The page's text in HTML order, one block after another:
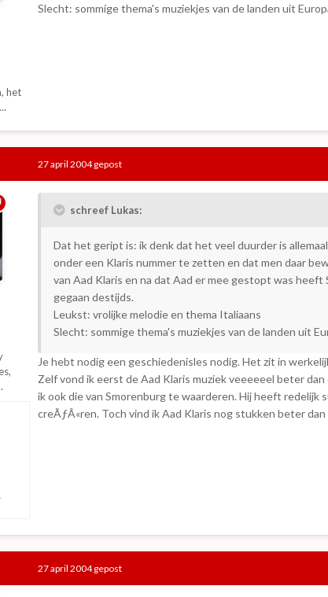
het
Slecht: sommige thema's muziekjes van de landen uit
27 april 2004gepost
schreef Lukas:
Dat het geript is: ik denk dat het veel duurder is
onder een Klaris nummer te zetten en dat men daar
van Aad Klaris en na dat Aad er mee gestopt was
gegaan destijds.
Leukst: vrolijke melodie en thema Italiaans
Slecht: sommige thema's muziekjes van de landen uit
Je hebt nodig een geschiedenisles nodig. Het zit in
Zelf vond ik eerst de Aad Klaris muziek veeeeeel beter
ik ook die van Smorenburg te waarderen. Hij heeft
creÃƒÂ«ren. Toch vind ik Aad Klaris nog stukken beter
27 april 2004gepost